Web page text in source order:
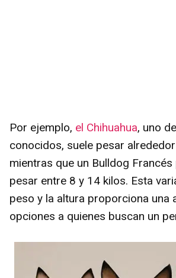
Por ejemplo, el Chihuahua, uno
conocidos, suele pesar
mientras que un Bulldog Francés
pesar entre 8 y 14 kilos. Esta
peso y la altura proporciona una
opciones a quienes buscan un